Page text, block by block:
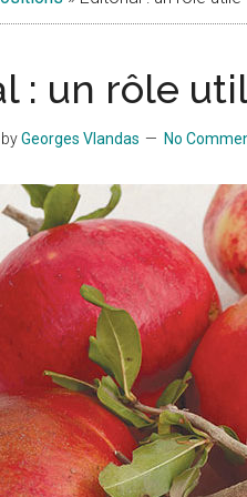
: un rôle
, byGeorges Vlandas No